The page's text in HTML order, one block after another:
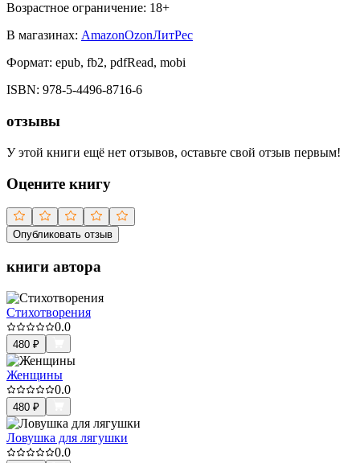
Возрастное ограничение: 18+
В магазинах: AmazonOzonЛитРес
Формат: epub, fb2, pdfRead, mobi
ISBN: 978-5-4496-8716-6
отзывы
У этой книги ещё нет отзывов, оставьте свой отзыв первым!
Оцените книгу
Опубликовать отзыв
книги автора
Стихотворения
0.0
480 ₽
Женщины
0.0
480 ₽
Ловушка для лягушки
0.0